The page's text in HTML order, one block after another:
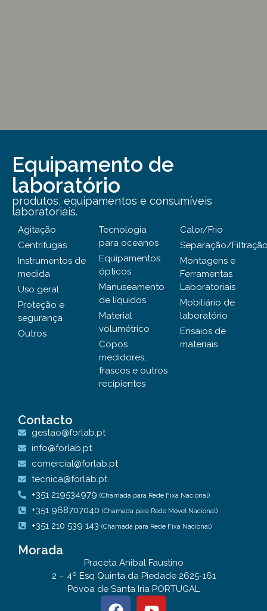
Equipamento de
laboratório
produtos, equipamentos e consumíveis
laboratoriais.
Agitação
Centrífugas
Instrumentos de
medida
Uso geral
Proteção e
segurança
Outros
Tecnologia
para oceanos
Equipamentos
ópticos
Manuseamento
de líquidos
Material
volumétrico
Copos
medidores,
frascos e outros
recipientes
Calor/Frio
Separação/
Montagens e
Ferramentas
Laboratoriais
Mobiliário de
laboratório
Ensaios de
materiais
Contacto
gestao@forlab.pt
info@forlab.pt
comercial@forlab.pt
tecnica@forlab.pt
+351 219534979 (Chamada para Rede Fixa Nacional)
+351 968707040 (Chamada para Rede Móvel Nacional)
+351 210 539 143 (Chamada para Rede Fixa Nacional)
Morada
Praceta Anibal Faustino
2 – 4º Esq Quinta da Piedade 2625-161
Póvoa de Santa Iria PORTUGAL